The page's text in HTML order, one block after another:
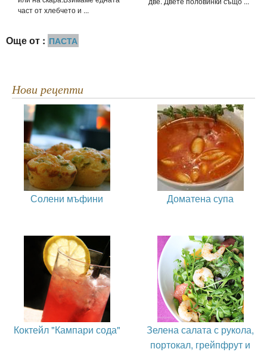
част от хлебчето и ...
Още от : ПАСТА
Нови рецепти
Солени мъфини Доматена супа
Коктейл "Кампари сода"
Зелена салата с рукола,
портокал, грейпфрут и